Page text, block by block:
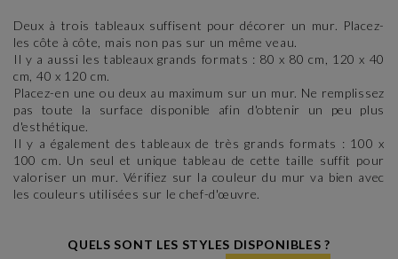
Deux à trois tableaux suffisent pour décorer un mur. Placez-
les côte à côte, mais non pas sur un même veau.
Il y a aussi les tableaux grands formats : 80 x 80 cm, 120 x 40
cm, 40 x 120 cm.
Placez-en une ou deux au maximum sur un mur. Ne remplissez
pas toute la surface disponible afin d'obtenir un peu plus
d'esthétique.
Il y a également des tableaux de très grands formats : 100 x
100 cm. Un seul et unique tableau de cette taille suffit pour
valoriser un mur. Vérifiez sur la couleur du mur va bien avec
les couleurs utilisées sur le chef-d'œuvre.
QUELS SONT LES STYLES DISPONIBLES ?